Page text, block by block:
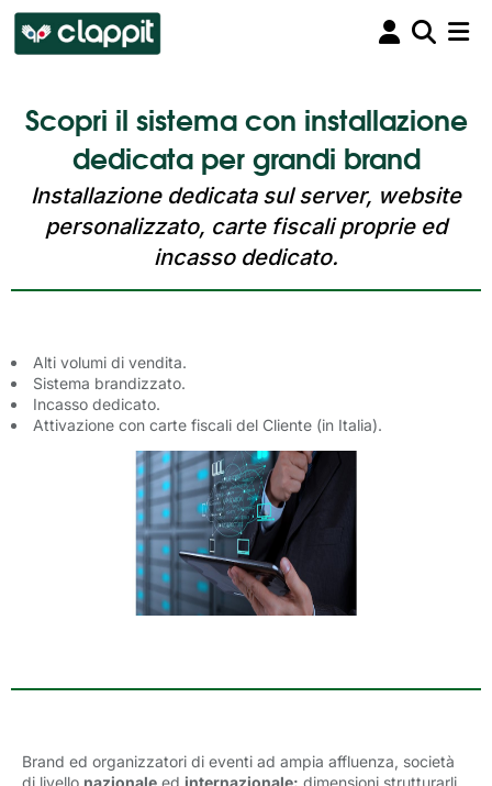
Scopri il sistema con installazione
dedicata per grandi brand
Installazione dedicata sul server, website
personalizzato, carte fiscali proprie ed
incasso dedicato.
Alti volumi di vendita.
Sistema brandizzato.
Incasso dedicato.
Attivazione con carte fiscali del Cliente (in Italia).
Brand ed organizzatori di eventi ad ampia affluenza, società
di livello nazionale ed internazionale: dimensioni strutturarli